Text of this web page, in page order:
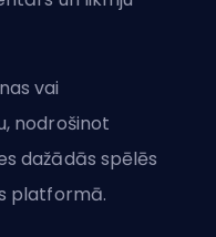
vai
nodrošinot
dažādās spēlēs
platformā.